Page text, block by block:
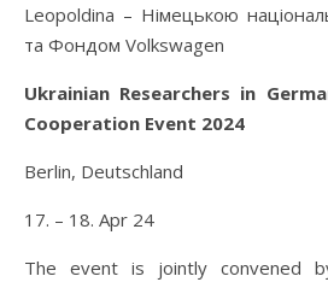
Leopoldina – Німецькою
та Фондом Volkswagen
Ukrainian Researchers in
Cooperation Event 2024
Berlin, Deutschland
17. – 18. Apr 24
The event is jointly convened